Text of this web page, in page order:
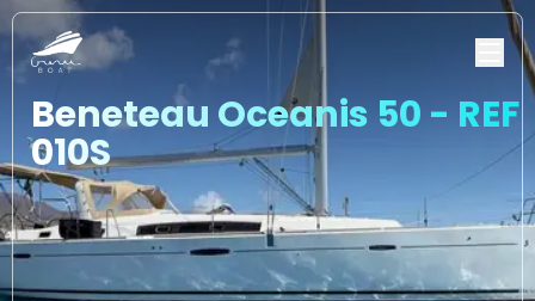
Beneteau Oceanis 50 - REF
010S